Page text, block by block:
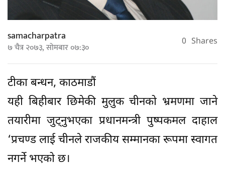
samacharpatra
७ चैत्र २०७३, सोमबार ०७:३० 0 Shares
टीका बन्धन, काठमाडौं
यही बिहीबार छिमेकी मुलुक चीनको भ्रमणमा जाने
तयारीमा जुट्नुभएका प्रधानमन्त्री पुष्पकमल दाहाल
‘प्रचण्ड लाई चीनले राजकीय सम्मानका रूपमा स्वागत
नगर्ने भएको छ।